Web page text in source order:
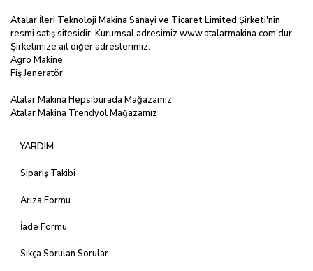
Atalar İleri Teknoloji Makina Sanayi ve Ticaret Limited Şirketi'nin
resmi satış sitesidir. Kurumsal adresimizwww.atalarmakina.com'dur.
Şirketimize ait diğer adreslerimiz:
Agro Makine
Fiş Jeneratör
Atalar Makina Hepsiburada Mağazamız
Atalar Makina Trendyol Mağazamız
YARDIM
Sipariş Takibi
Arıza Formu
İade Formu
Sıkça Sorulan Sorular